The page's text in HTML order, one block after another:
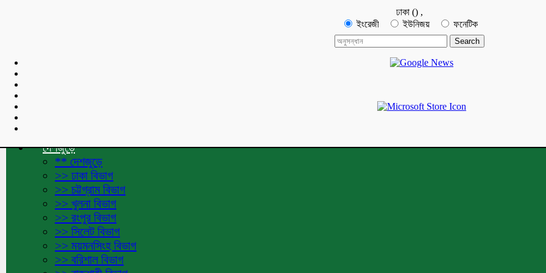
ঢাকা () ,
ইংরেজী
ইউনিজয় ফনেটিক
শুভেচ্ছা বার্তা :
Toggle navigation
দেশজুড়ে
** দেশজুড়ে
>> ঢাকা বিভাগ
>> চট্টগ্রাম বিভাগ
>> খুলনা বিভাগ
>> রংপুর বিভাগ
>> সিলেট বিভাগ
>> ময়মনসিংহ বিভাগ
>> বরিশাল বিভাগ